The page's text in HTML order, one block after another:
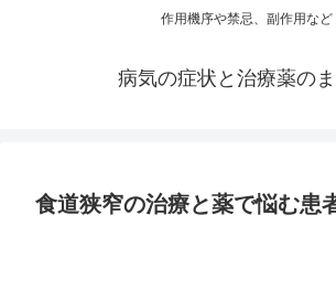
作用機序や禁忌、副作用など
病気の症状と治療薬の
食道狭窄の治療と薬で悩む患